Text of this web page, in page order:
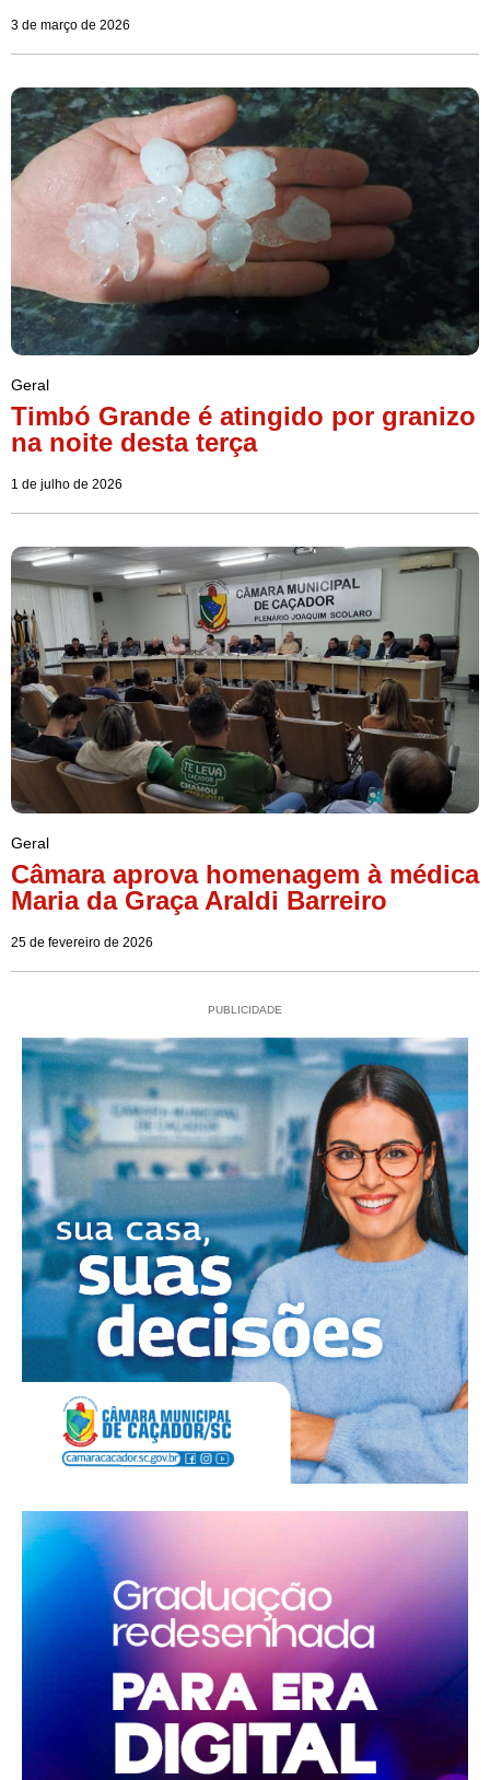
3 de março de 2026
Geral
Timbó Grande é atingido por granizo
na noite desta terça
1 de julho de 2026
Geral
Câmara aprova homenagem à médica
Maria da Graça Araldi Barreiro
25 de fevereiro de 2026
PUBLICIDADE